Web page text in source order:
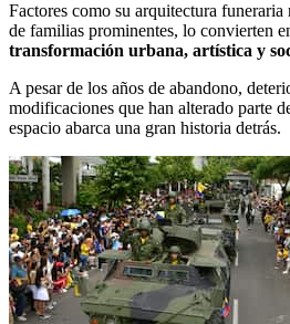
Factores como su arquitectura
de familias prominentes, lo convierten
transformación urbana, artística y
A pesar de los años de abandono,
modificaciones que han alterado parte
espacio abarca una gran historia detrás.